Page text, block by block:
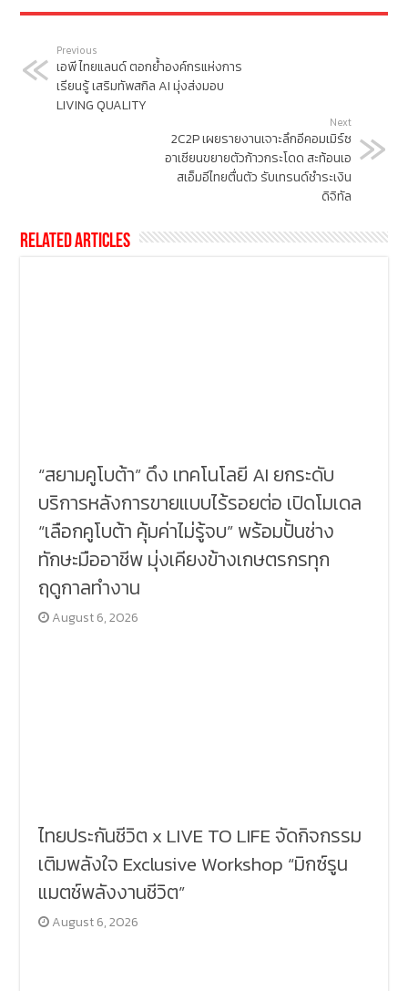
Previous
เอพี ไทยแลนด์ ตอกย้ำองค์กรแห่งการ
เรียนรู้ เสริมทัพสกิล AI มุ่งส่งมอบ
LIVING QUALITY
Next
2C2P เผยรายงานเจาะลึกอีคอมเมิร์ซ
อาเซียนขยายตัวก้าวกระโดด สะท้อนเอ
สเอ็มอีไทยตื่นตัว รับเทรนด์ชำระเงิน
ดิจิทัล
Related Articles
“สยามคูโบต้า” ดึง เทคโนโลยี AI ยกระดับ
บริการหลังการขายแบบไร้รอยต่อ เปิดโมเดล
“เลือกคูโบต้า คุ้มค่าไม่รู้จบ” พร้อมปั้นช่าง
ทักษะมืออาชีพ มุ่งเคียงข้างเกษตรกรทุก
ฤดูกาลทำงาน
August 6, 2026
ไทยประกันชีวิต x LIVE TO LIFE จัดกิจกรรม
เติมพลังใจ Exclusive Workshop “มิกซ์รูน
แมตช์พลังงานชีวิต”
August 6, 2026